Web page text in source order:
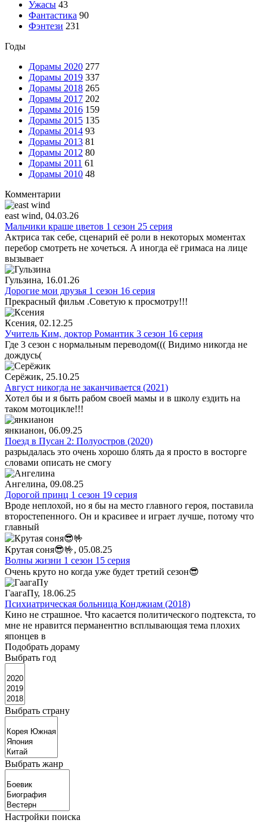
Ужасы 43
Фантастика 90
Фэнтези 231
Годы
Дорамы 2020 277
Дорамы 2019 337
Дорамы 2018 265
Дорамы 2017 202
Дорамы 2016 159
Дорамы 2015 135
Дорамы 2014 93
Дорамы 2013 81
Дорамы 2012 80
Дорамы 2011 61
Дорамы 2010 48
Комментарии
east wind, 04.03.26
Мальчики краше цветов 1 сезон 25 серия
Актриса так себе, сценарий её роли в некоторых моментах
перебор смотреть не хочеться. А иногда её гримаса на лице
вызывает
Гульзина, 16.01.26
Дорогие мои друзья 1 сезон 16 серия
Прекрасный фильм .Советую к просмотру!!!
Ксения, 02.12.25
Учитель Ким, доктор Романтик 3 сезон 16 серия
Где 3 сезон с нормальным переводом((( Видимо никогда не
дождусь(
Серёжик, 25.10.25
Август никогда не заканчивается (2021)
Хотел бы и я быть рабом своей мамы и в школу ездить на
таком мотоцикле!!!
янкианон, 06.09.25
Поезд в Пусан 2: Полуостров (2020)
разрыдалась это очень хорошо блять да я просто в восторге
словами описать не смогу
Ангелина, 09.08.25
Дорогой принц 1 сезон 19 серия
Вроде неплохой, но я бы на место главного героя, поставила
второстепенного. Он и красивее и играет лучше, потому что
главный
Крутая соня😎🤟, 05.08.25
Волны жизни 1 сезон 15 серия
Очень круто но когда уже будет третий сезон😎
ГаагаПу, 18.06.25
Психиатрическая больница Конджиам (2018)
Кино не страшное. Что касается политического подтекста, то
мне не нравится перманентно всплывающая тема плохих
японцев в
Подобрать дораму
Выбрать год
Выбрать страну
Выбрать жанр
Настройки поиска